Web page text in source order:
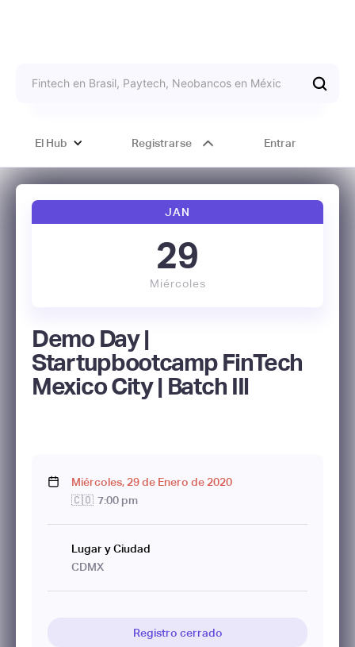
El Hub Registrarse Entrar
JAN
29
Miércoles
Demo Day |
Startupbootcamp FinTech
Mexico City | Batch IIl
Miércoles, 29de Enero de 2020
🇨🇴 7:00 pm
Lugar y Ciudad
CDMX
Registro cerrado